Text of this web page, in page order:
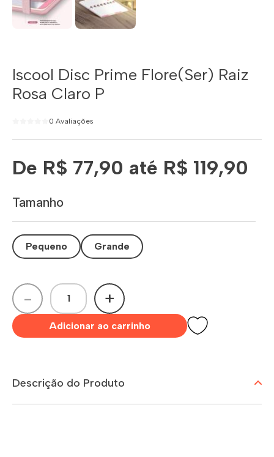
Iscool Disc Prime Flore(Ser) Raiz
Rosa Claro P
0 Avaliações
De R$ 77,90 até R$ 119,90
Tamanho
Pequeno Grande
- +
Adicionar ao carrinho
Descrição do Produto